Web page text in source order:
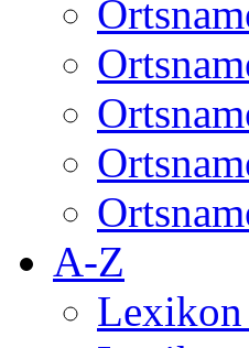
A-Z